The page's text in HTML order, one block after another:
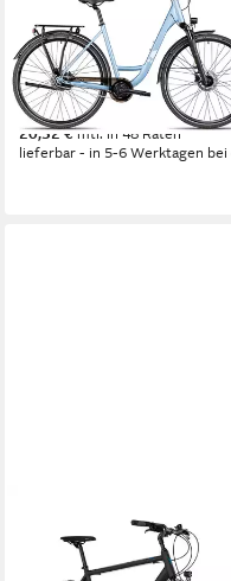
Cityrad TRX GO Wave
56 cm Rahmenhöhe
7 Gänge
120 kg Zul. Gesamtgewicht
699,99 €
20,32 €mtl. in 48 Raten
lieferbar - in 5-6 Werktagen bei
Trekkingrad Herren Trekking
Fahrrad 28 Zoll Trekkingrad